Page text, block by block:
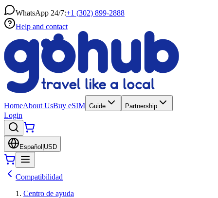
WhatsApp 24/7:+1 (302) 899-2888
Help and contact
HomeAbout UsBuy eSIM Guide Partnership
Login
Español USD
Compatibilidad
Centro de ayuda